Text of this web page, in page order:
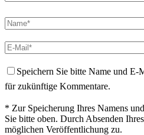
Speichern Sie bitte Name und E-
für zukünftige Kommentare.
* Zur Speicherung Ihres Namens
Sie bitte oben. Durch Absenden
möglichen Veröffentlichung zu.